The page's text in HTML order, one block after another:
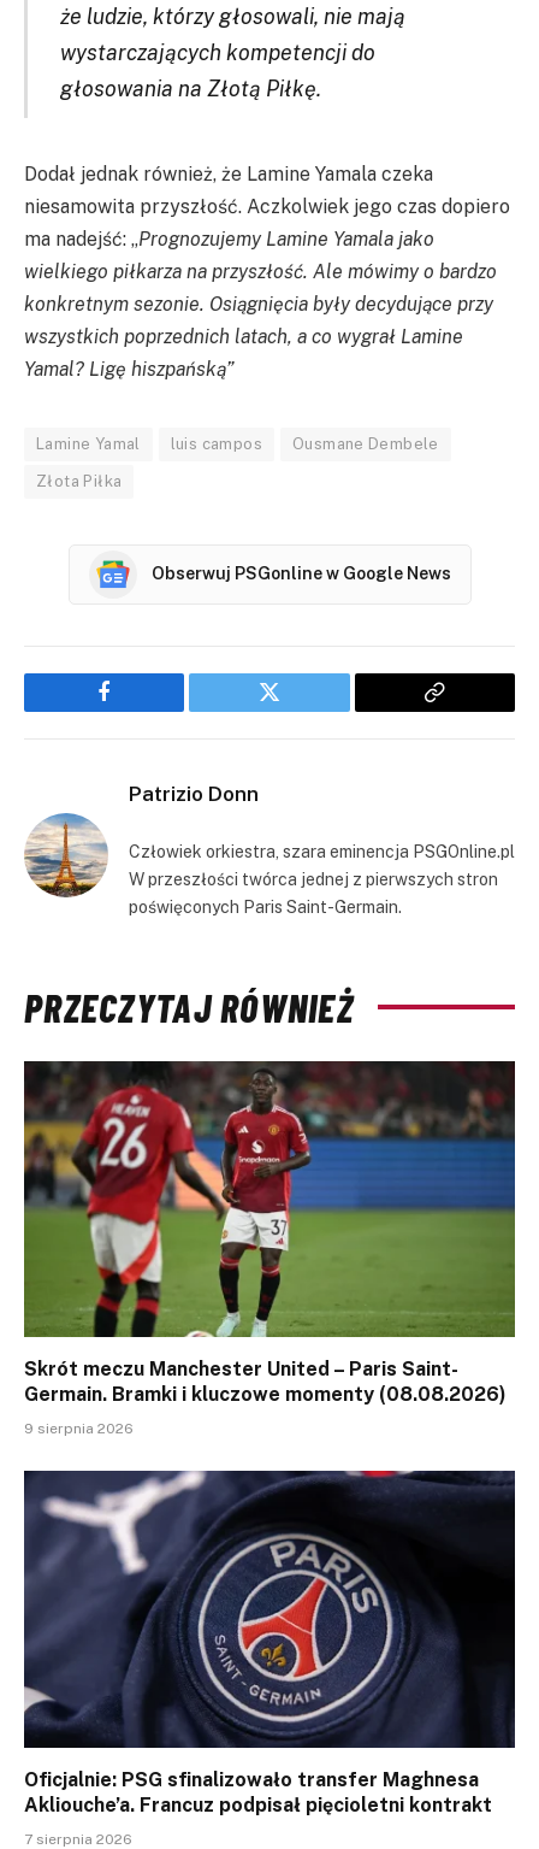
że ludzie, którzy głosowali, nie mają
wystarczających kompetencji do
głosowania na Złotą Piłkę.
Dodał jednak również, że Lamine Yamala czeka
niesamowita przyszłość. Aczkolwiek jego czas dopiero
ma nadejść: „Prognozujemy Lamine Yamala jako
wielkiego piłkarza na przyszłość. Ale mówimy o bardzo
konkretnym sezonie. Osiągnięcia były decydujące przy
wszystkich poprzednich latach, a co wygrał Lamine
Yamal? Ligę hiszpańską”
Lamine Yamal luis campos Ousmane Dembele
Złota Piłka
Obserwuj PSGonline w Google News
Facebook Twitter
Copy
Patrizio Donn
Człowiek orkiestra, szara eminencja PSGOnline.pl
W przeszłości twórca jednej z pierwszych stron
poświęconych Paris Saint-Germain.
PRZECZYTAJ RÓWNIEŻ
Skrót meczu Manchester United – Paris Saint-
Germain. Bramki i kluczowe momenty (08.08.2026)
9 sierpnia 2026
Oficjalnie: PSG sfinalizowało transfer Maghnesa
Akliouche’a. Francuz podpisał pięcioletni kontrakt
7 sierpnia 2026